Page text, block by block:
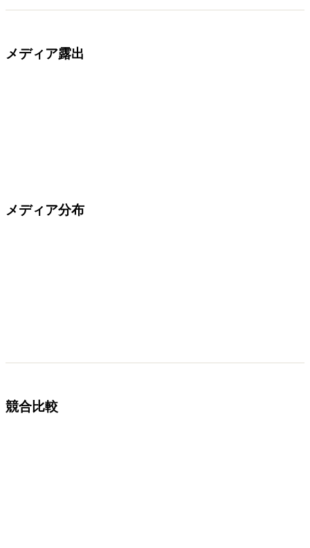
メディア露出
メディア分布
競合比較